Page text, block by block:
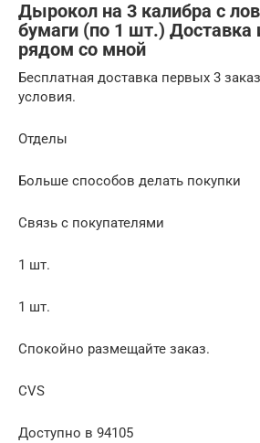
Дырокол на 3 калибра с
бумаги (по 1 шт.)
рядом со мной
Бесплатная доставка первых 3
условия.
Отделы
Больше способов делать покупки
Связь с покупателями
1 шт.
1 шт.
Спокойно размещайте заказ.
CVS
Доступно в 94105